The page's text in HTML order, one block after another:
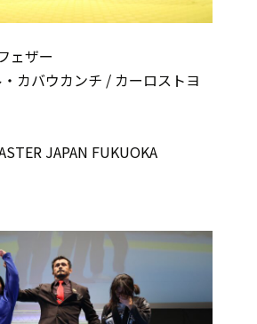
ェザー
カバウカンチ / カーロストヨ
JAPAN FUKUOKA